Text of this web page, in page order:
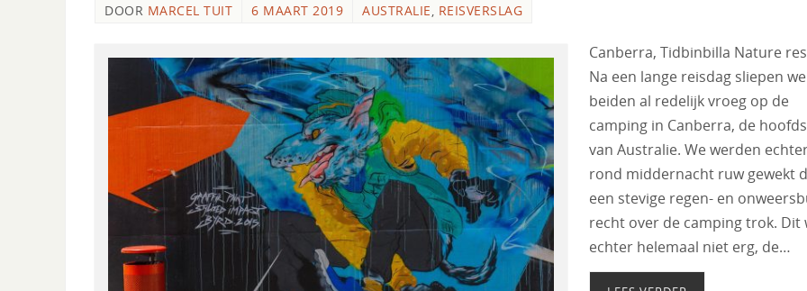
DOOR MARCEL TUIT 6 MAART 2019 AUSTRALIE REISVERSLAG
Canberra, Tidbinbilla Nature
Na een lange reisdag sliepen we
beiden al redelijk vroeg op de
camping in Canberra, de
van Australie. We werden
rond middernacht ruw gewekt
een stevige regen- en
recht over de camping trok. Dit
echter helemaal niet erg, de…